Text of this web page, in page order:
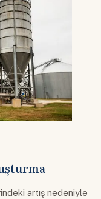
artış nedeniyle